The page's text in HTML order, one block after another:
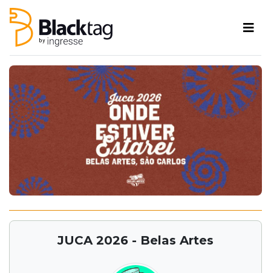
JUCA 2026 - Belas Artes